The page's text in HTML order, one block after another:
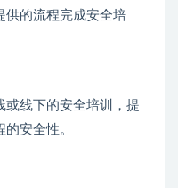
供的流程完成安全培
或线下的安全培训，提
安全性。